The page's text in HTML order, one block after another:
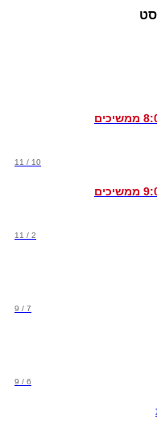
10 / 11
2 / 11
7 / 9
6 / 9